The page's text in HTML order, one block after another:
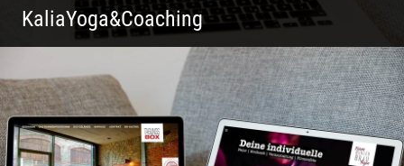
KaliaYoga&Coaching
Pint- & Webdesign, Fotografie & Corporate-
Design